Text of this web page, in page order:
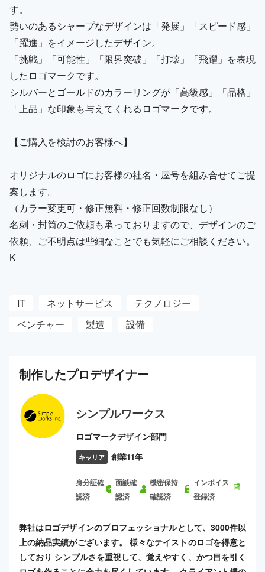
す。
勢いのあるシャープなデザインは「発展」「スピード感」
「躍進」をイメージしたデザイン。
「挑戦」「可能性」「限界突破」「打壊」「飛躍」を表現
したロゴマークです。
シルバーとゴールドのカラーリングが「高級感」「品格」
「上品」な印象も与えてくれるロゴマークです。
【ご購入を検討のお客様へ】
オリジナルのロゴにお客様の社名・屋号を組み合せてご提
案します。
（カラー変更可・修正無料・修正回数制限なし）
名刺・封筒のご依頼も承っておりますので、デザインのご
依頼、ご不明点は些細なことでも気軽にご相談ください。
K
IT ネットサービス
テクノロジー
ベンチャー
製造 設備
制作したプロデザイナー
シンプルワークス
ロゴマークデザイン部門
キャリア 創業11年
身分証確
認済
面談確
認済
機密保持
確認済
インボイス
登録済
弊社はロゴデザインのプロフェッショナルとして、3000件以
上の納品実績がございます。 様々なテイストのロゴを得意と
しており シンプルさを重視して、覚えやすく、かつ目を引く